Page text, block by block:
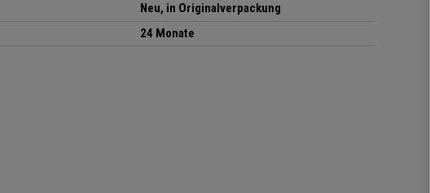
Neu, in Originalverpackung
24 Monate